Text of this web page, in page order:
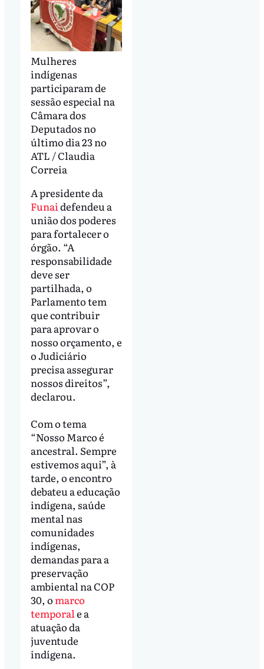
Mulheres
indígenas
participaram de
sessão especial na
Câmara dos
Deputados no
último dia 23 no
ATL / Claudia
Correia
A presidente da
Funai defendeu a
união dos poderes
para fortalecer o
órgão. “A
responsabilidade
deve ser
partilhada, o
Parlamento tem
que contribuir
para aprovar o
nosso orçamento, e
o Judiciário
precisa assegurar
nossos direitos”,
declarou.
Com o tema
“Nosso Marco é
ancestral. Sempre
estivemos aqui”, à
tarde, o encontro
debateu a educação
indígena, saúde
mental nas
comunidades
indígenas,
demandas para a
preservação
ambiental na COP
30, o marco
temporal e a
atuação da
juventude
indígena.